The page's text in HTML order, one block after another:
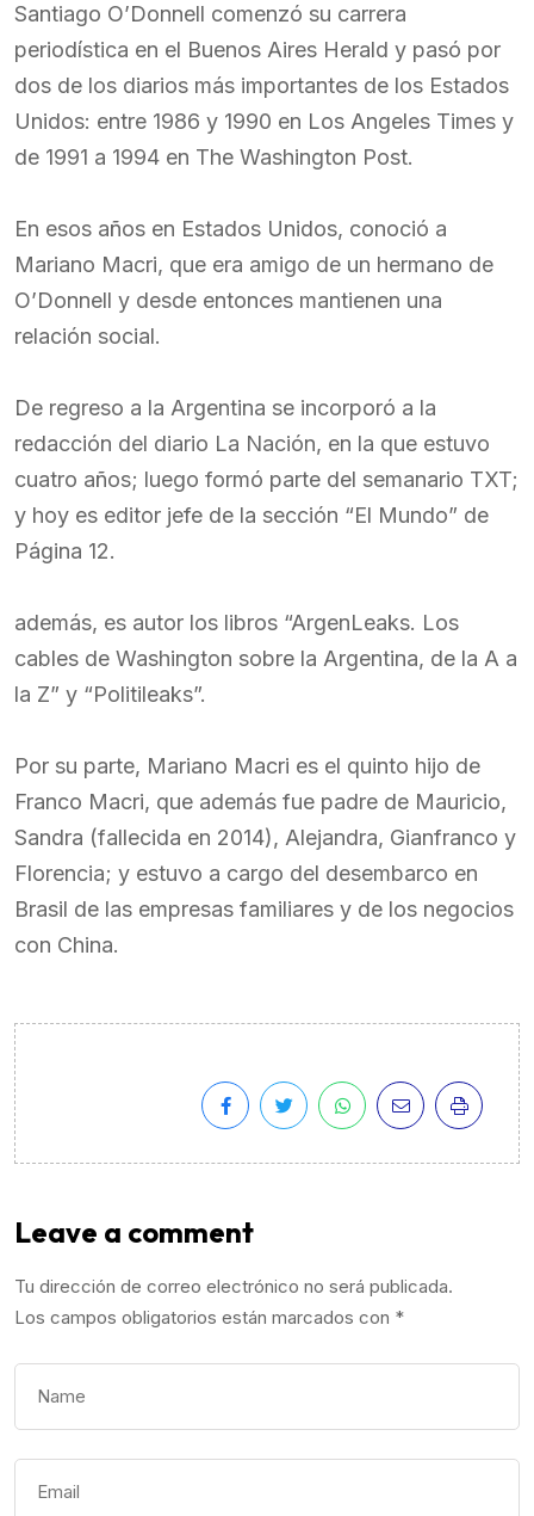
Santiago O’Donnell comenzó su carrera
periodística en el Buenos Aires Herald y pasó por
dos de los diarios más importantes de los Estados
Unidos: entre 1986 y 1990 en Los Angeles Times y
de 1991 a 1994 en The Washington Post.
En esos años en Estados Unidos, conoció a
Mariano Macri, que era amigo de un hermano de
O’Donnell y desde entonces mantienen una
relación social.
De regreso a la Argentina se incorporó a la
redacción del diario La Nación, en la que estuvo
cuatro años; luego formó parte del semanario TXT;
y hoy es editor jefe de la sección “El Mundo” de
Página 12.
además, es autor los libros “ArgenLeaks. Los
cables de Washington sobre la Argentina, de la A a
la Z” y “Politileaks”.
Por su parte, Mariano Macri es el quinto hijo de
Franco Macri, que además fue padre de Mauricio,
Sandra (fallecida en 2014), Alejandra, Gianfranco y
Florencia; y estuvo a cargo del desembarco en
Brasil de las empresas familiares y de los negocios
con China.
Leave a comment
Tu dirección de correo electrónico no será publicada.
Los campos obligatorios están marcados con *